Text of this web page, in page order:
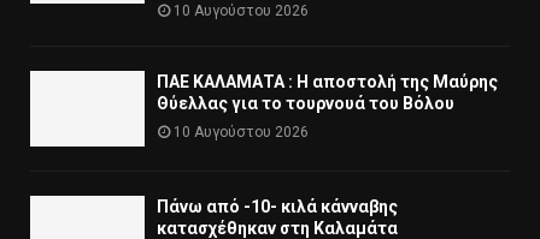
10 Αυγούστου 2026
ΠΑΕ ΚΑΛΑΜΑΤΑ : Η αποστολή της Μαύρης
Θύελλας για το τουρνουά του Βόλου
10 Αυγούστου 2026
Πάνω από -10- κιλά κάνναβης
κατασχέθηκαν στη Καλαμάτα